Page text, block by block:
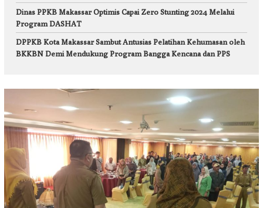
Dinas PPKB Makassar Optimis Capai Zero Stunting 2024 Melalui
Program DASHAT
DPPKB Kota Makassar Sambut Antusias Pelatihan Kehumasan oleh
BKKBN Demi Mendukung Program Bangga Kencana dan PPS